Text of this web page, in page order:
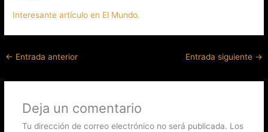
Interesante artículo en El Mundo.
← Entrada anterior Entrada siguiente →
Deja un comentario
Tu dirección de correo electrónico no será publicada. Los